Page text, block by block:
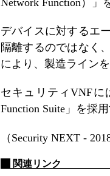
Network Function）」
デバイスに対するエ
隔離するのではなく
により、製造ライン
セキュリティVNFに
Function Suite」を採
（Security NEXT -
関連リンク